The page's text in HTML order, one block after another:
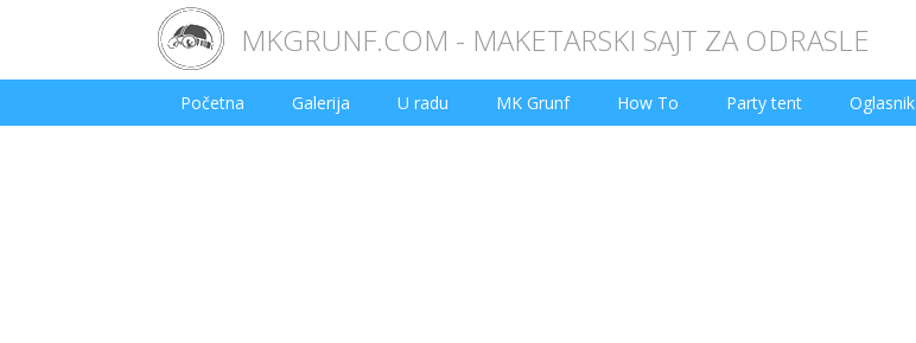
MKGRUNF.COM - MAKETARSKI SAJT ZA ODRASLE
Početna Galerija U radu MK Grunf How To Party tent Oglasnik